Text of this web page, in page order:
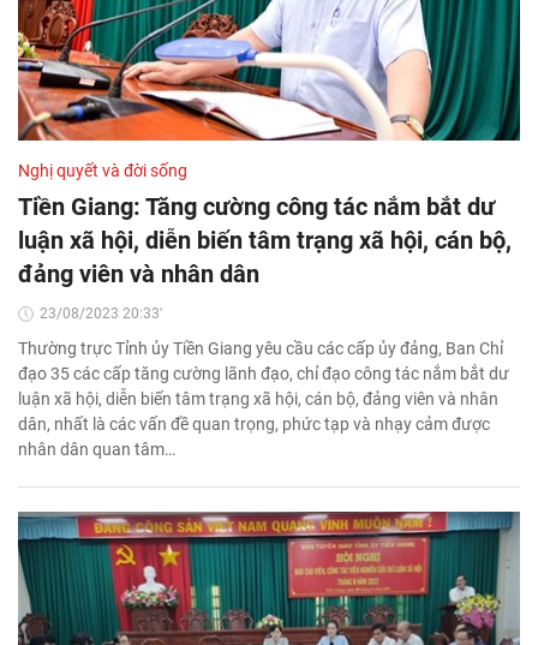
Nghị quyết và đời sống
Tiền Giang: Tăng cường công tác nắm bắt dư
luận xã hội, diễn biến tâm trạng xã hội, cán bộ,
đảng viên và nhân dân
23/08/2023 20:33'
Thường trực Tỉnh ủy Tiền Giang yêu cầu các cấp ủy đảng, Ban Chỉ
đạo 35 các cấp tăng cường lãnh đạo, chỉ đạo công tác nắm bắt dư
luận xã hội, diễn biến tâm trạng xã hội, cán bộ, đảng viên và nhân
dân, nhất là các vấn đề quan trọng, phức tạp và nhạy cảm được
nhân dân quan tâm…